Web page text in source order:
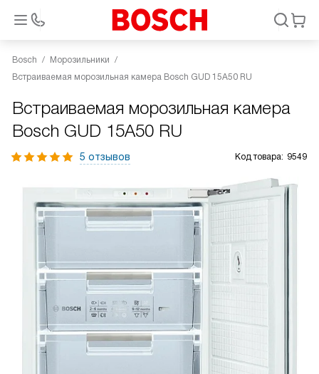
Bosch
Морозильники
Встраиваемая морозильная камера Bosch GUD 15A50 RU
Встраиваемая морозильная камера
Bosch GUD 15A50 RU
5 отзывов Код товара: 9549